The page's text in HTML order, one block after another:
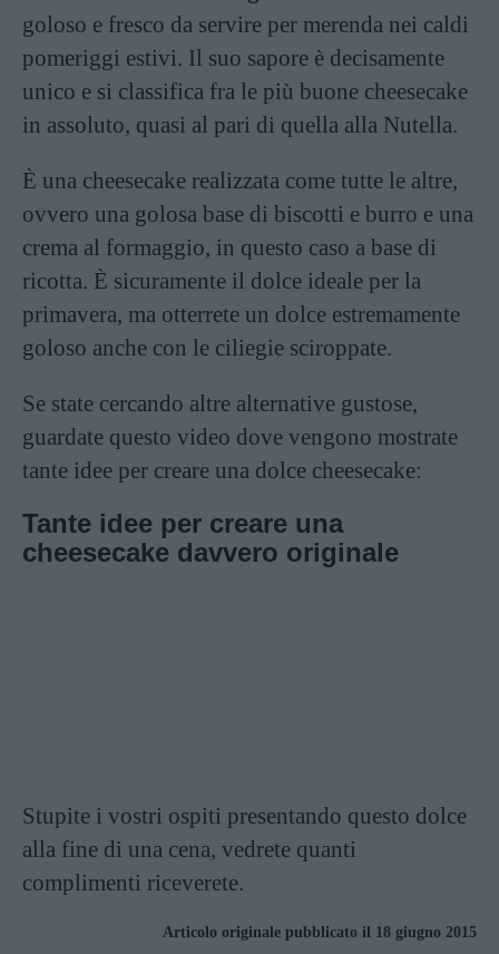
goloso e fresco da servire per merenda nei caldi
pomeriggi estivi. Il suo sapore è decisamente
unico e si classifica fra le più buone cheesecake
in assoluto, quasi al pari di quella alla Nutella.
È una cheesecake realizzata come tutte le altre,
ovvero una golosa base di biscotti e burro e una
crema al formaggio, in questo caso a base di
ricotta. È sicuramente il dolce ideale per la
primavera, ma otterrete un dolce estremamente
goloso anche con le ciliegie sciroppate.
Se state cercando altre alternative gustose,
guardate questo video dove vengono mostrate
tante idee per creare una dolce cheesecake:
Tante idee per creare una
cheesecake davvero originale
Stupite i vostri ospiti presentando questo dolce
alla fine di una cena, vedrete quanti
complimenti riceverete.
Articolo originale pubblicato il 18 giugno 2015